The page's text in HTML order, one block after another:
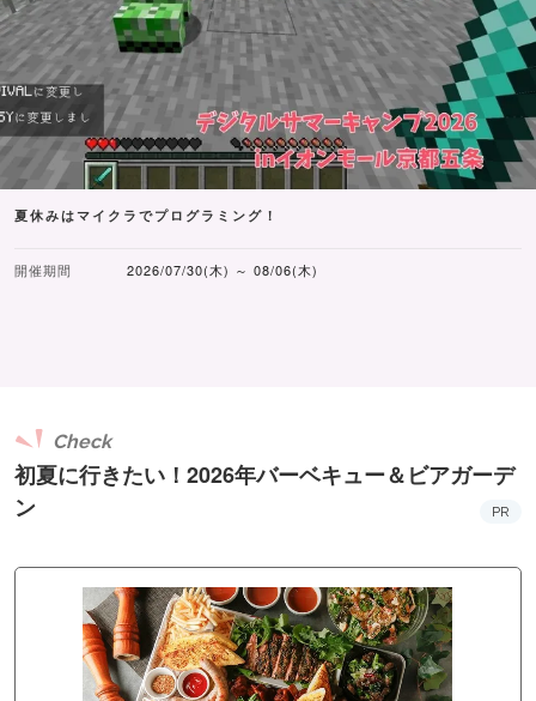
夏休みはマイクラでプログラミング！
開催期間 2026/07/30(木) ～ 08/06(木)
初夏に行きたい！2026年バーベキュー＆ビアガーデ
ン
Check
PR